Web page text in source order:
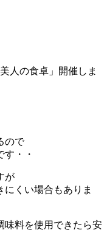
人の食卓」開催しま
ので
・・
が
くい場合もありま
味料を使用できたら安